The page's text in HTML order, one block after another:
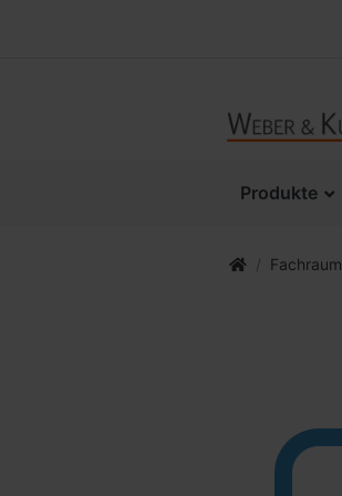
Produkte
Fachraum